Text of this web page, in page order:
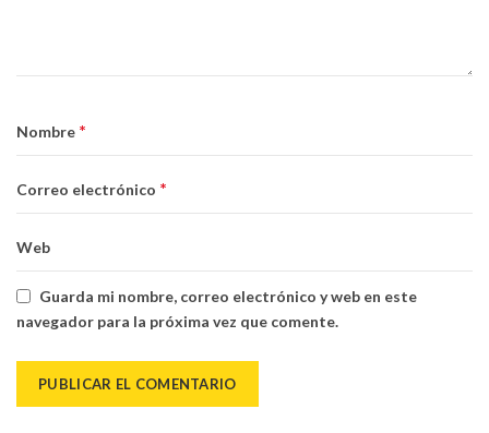
Nombre *
Correo electrónico *
Web
Guarda mi nombre, correo electrónico y web en este
navegador para la próxima vez que comente.